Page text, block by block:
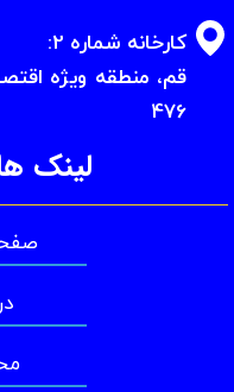
کارخانه شماره 2:
476
لینک